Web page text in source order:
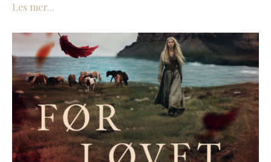
Les mer...